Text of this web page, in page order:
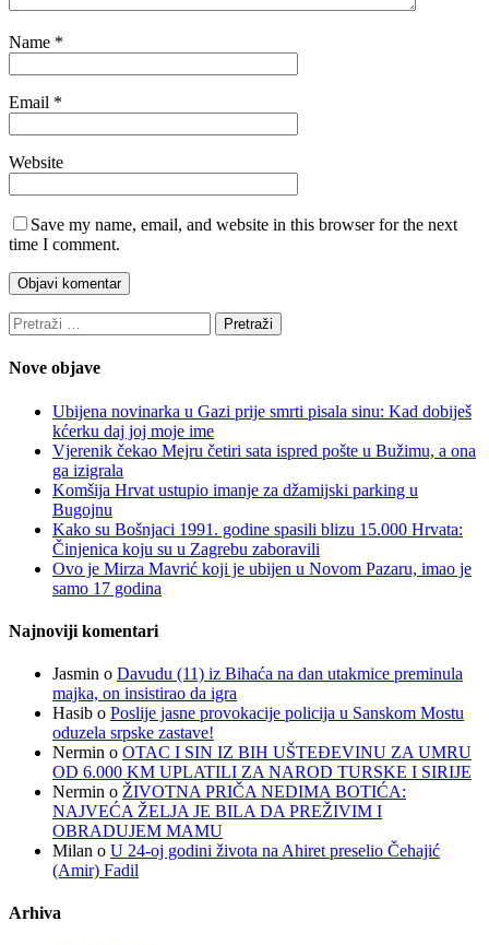
Name *
Email *
Website
Save my name, email, and website in this browser for the next
time I comment.
Pretraži:
Nove objave
Ubijena novinarka u Gazi prije smrti pisala sinu: Kad dobiješ
kćerku daj joj moje ime
Vjerenik čekao Mejru četiri sata ispred pošte u Bužimu, a ona
ga izigrala
Komšija Hrvat ustupio imanje za džamijski parking u
Bugojnu
Kako su Bošnjaci 1991. godine spasili blizu 15.000 Hrvata:
Činjenica koju su u Zagrebu zaboravili
Ovo je Mirza Mavrić koji je ubijen u Novom Pazaru, imao je
samo 17 godina
Najnoviji komentari
Jasmin o Davudu (11) iz Bihaća na dan utakmice preminula
majka, on insistirao da igra
Hasib o Poslije jasne provokacije policija u Sanskom Mostu
oduzela srpske zastave!
Nermin o OTAC I SIN IZ BIH UŠTEĐEVINU ZA UMRU
OD 6.000 KM UPLATILI ZA NAROD TURSKE I SIRIJE
Nermin o ŽIVOTNA PRIČA NEDIMA BOTIĆA:
NAJVEĆA ŽELJA JE BILA DA PREŽIVIM I
OBRADUJEM MAMU
Milan o U 24-oj godini života na Ahiret preselio Čehajić
(Amir) Fadil
Arhiva